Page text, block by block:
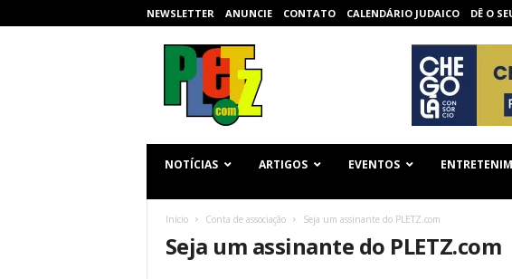
NEWSLETTER ANUNCIE CONTATO CALENDÁRIO JUDAICO DÊ O
NOTÍCIAS ARTIGOS EVENTOS
Início Conta de associação Seja um assinante do PLETZ.com
Seja um assinante do PLETZ.com